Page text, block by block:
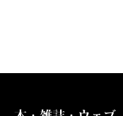
ニーの達成を物語っ